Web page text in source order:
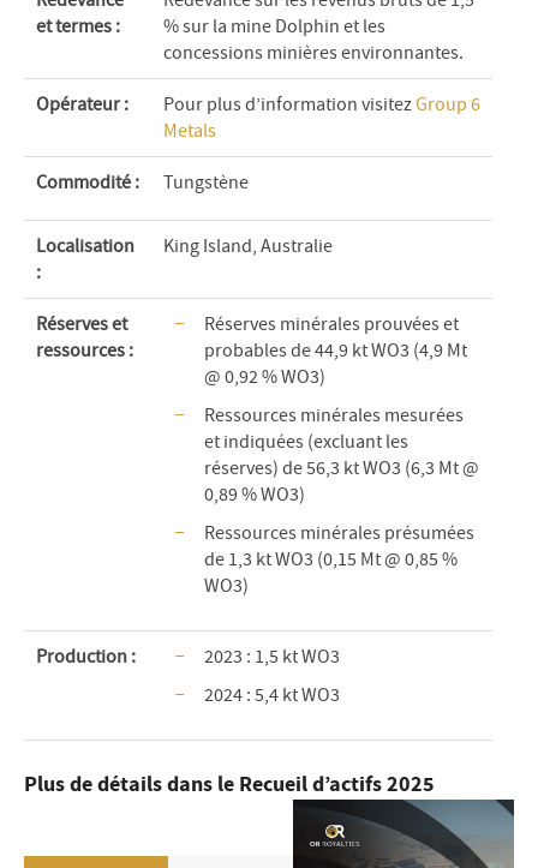
et termes :
% sur la mine Dolphin et les
concessions minières environnantes.
Opérateur : Pour plus d’information visitezGroup 6
Metals
Commodité : Tungstène
Localisation
:
King Island, Australie
Réserves et
ressources :
Réserves minérales prouvées et
probables de 44,9 kt WO3 (4,9 Mt
@ 0,92 % WO3)
Ressources minérales mesurées
et indiquées (excluant les
réserves) de 56,3 kt WO3 (6,3 Mt @
0,89 % WO3)
Ressources minérales présumées
de 1,3 kt WO3 (0,15 Mt @ 0,85 %
WO3)
Production :
2023 : 1,5 kt WO3
2024 : 5,4 kt WO3
Plus de détails dans le Recueil d’actifs 2025